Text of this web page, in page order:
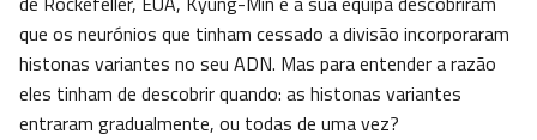
que os neurónios que tinham cessado a divisão incorporaram
histonas variantes no seu ADN. Mas para entender a razão
eles tinham de descobrir quando: as histonas variantes
entraram gradualmente, ou todas de uma vez?